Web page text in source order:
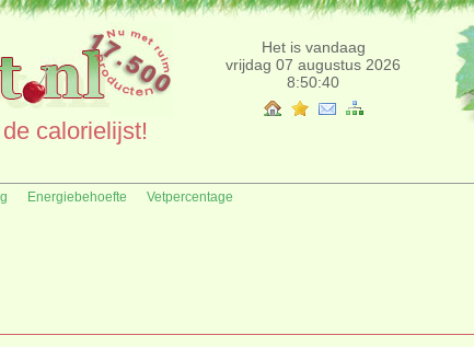
Het is vandaag
vrijdag 07 augustus 2026
8:50:40
calorielijst!
Energiebehoefte Vetpercentage